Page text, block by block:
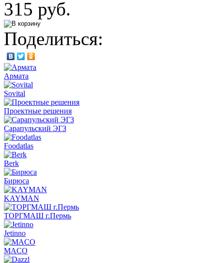
315 руб.
Поделиться:
Армата
Sovital
Проектные решения
Сарапульский ЭГЗ
Foodatlas
Berk
Бирюса
KAYMAN
ТОРГМАШ г.Пермь
Jetinno
MACO